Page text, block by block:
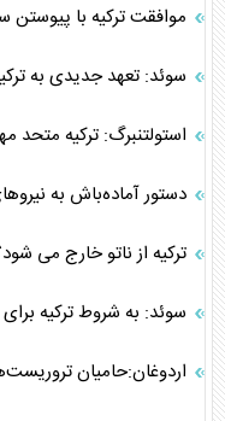
موافقت ترکیه با پیوستن
سوئد: تعهد جدیدی به
استولتنبرگ: ترکیه متحد
دستور آماده‌باش به
ترکیه از ناتو خارج می
سوئد: به شروط ترکیه
اردوغان:حامیان